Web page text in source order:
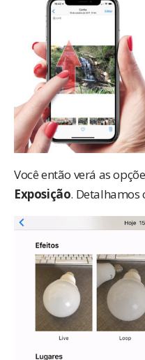
Você então verá as
Exposição. Detalhamos